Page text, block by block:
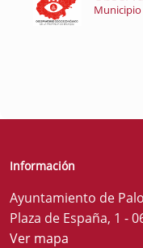
Información
Ayuntamiento de
Plaza de España, 1 -
Ver mapa